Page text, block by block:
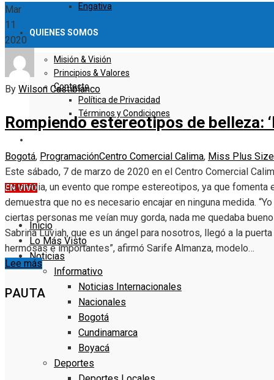
Engativa
QUIENES SOMOS
Misión & Visión
Principios & Valores
Contacto
Política de Privacidad
Términos y Condiciones
EN VIVO
Inicio
Lo Más Visto
Noticias
Informativo
Noticias Internacionales
Nacionales
Bogotá
Cundinamarca
Boyacá
Deportes
Mar
11
2020
By Wilson Castiblanco
Rompiendo estereotipos de belleza:
Bogotá, ProgramaciónCentro Comercial Calima, Miss Plus
Este sábado, 7 de marzo de 2020 en el Centro Comercial
Colombia, un evento que rompe estereotipos, ya que
demuestra que no es necesario encajar en ninguna medida.
ciertas personas me veían muy gorda, nada me quedaba
Sabrina Luviah, que es un ángel para nosotros, llegó a la
hermosas e importantes”, afirmó Sarife Almanza, modelo…
Lee más
PAUTA